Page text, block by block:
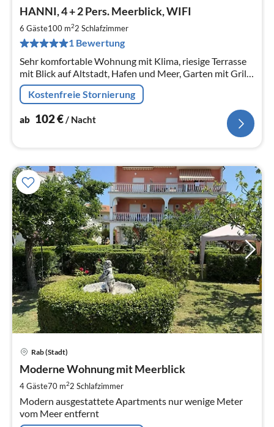
HANNI, 4 + 2 Pers. Meerblick, WIFI
6 Gäste100 m22 Schlafzimmer
1 Bewertung
Sehr komfortable Wohnung mit Klima, riesige Terrasse
mit Blick auf Altstadt, Hafen und Meer, Garten mit Grill.
2 Schlafzimmer, 3 Bad-WC, Wohnraum, Eßküche. Strand
ab 100 m.
Kostenfreie Stornierung
ab 102€/ Nacht
Rab (Stadt)
Moderne Wohnung mit Meerblick
4 Gäste70 m22 Schlafzimmer
Modern ausgestattete Apartments nur wenige Meter
vom Meer entfernt